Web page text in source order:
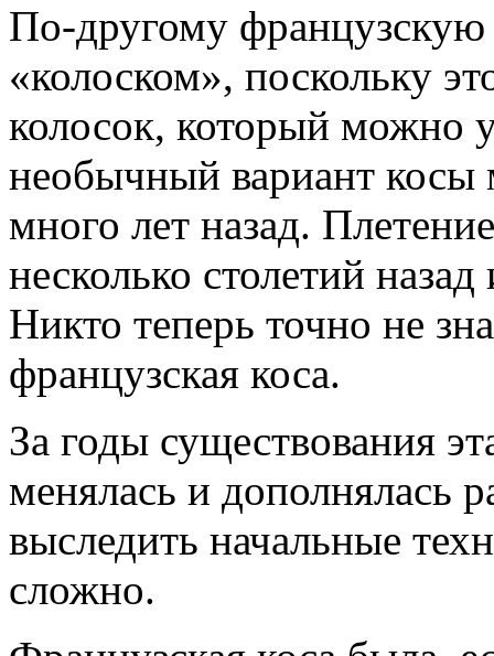
По-другому
«колоском», поскольку
колосок, который можно
необычный вариант
много лет назад.
несколько столетий
Никто теперь точно не
французская коса.
За годы существования
менялась и дополнялась
выследить начальные
сложно.